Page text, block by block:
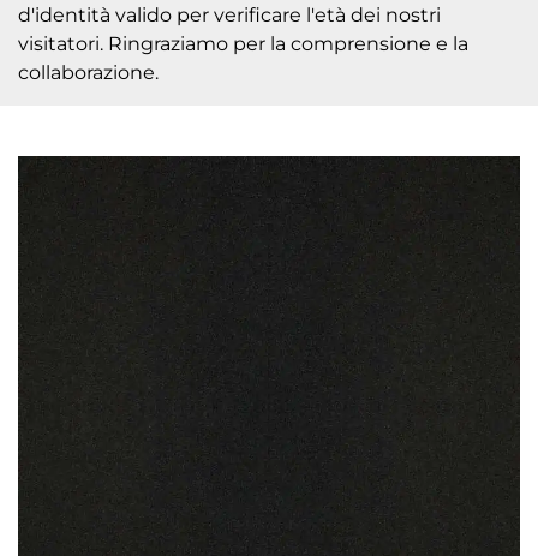
d'identità valido per verificare l'età dei nostri
visitatori. Ringraziamo per la comprensione e la
collaborazione.